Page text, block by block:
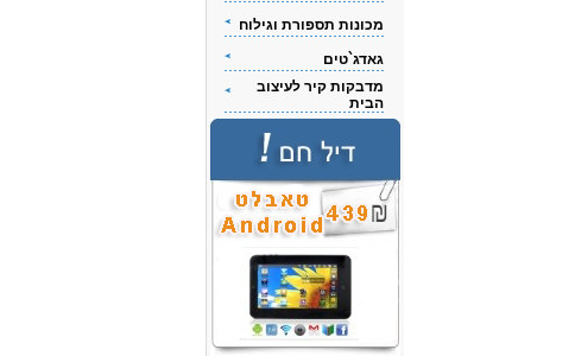
מכונות תספורת וגילוח
גאדג`טים
מדבקות קיר לעיצוב
הבית